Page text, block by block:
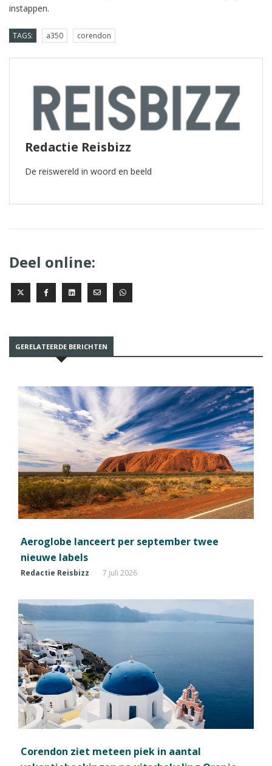
instappen.
TAGS: a350 corendon
Redactie Reisbizz
De reiswereld in woord en beeld
Deel online:
GERELATEERDE BERICHTEN
Aeroglobe lanceert per september twee
nieuwe labels
Redactie Reisbizz 7 juli 2026
Corendon ziet meteen piek in aantal